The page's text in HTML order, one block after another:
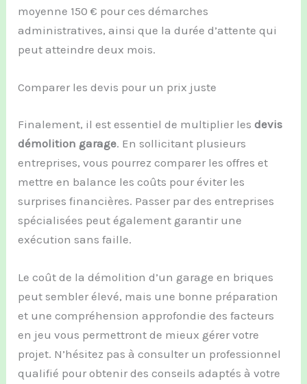
moyenne 150 € pour ces démarches
administratives, ainsi que la durée d’attente qui
peut atteindre deux mois.
Comparer les devis pour un prix juste
Finalement, il est essentiel de multiplier lesdevis
démolition garage. En sollicitant plusieurs
entreprises, vous pourrez comparer les offres et
mettre en balance les coûts pour éviter les
surprises financières. Passer par des entreprises
spécialisées peut également garantir une
exécution sans faille.
Le coût de la démolition d’un garage en briques
peut sembler élevé, mais une bonne préparation
et une compréhension approfondie des facteurs
en jeu vous permettront de mieux gérer votre
projet. N’hésitez pas à consulter un professionnel
qualifié pour obtenir des conseils adaptés à votre